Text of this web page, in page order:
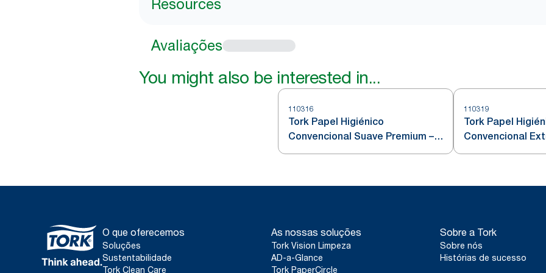
Resources
Avaliações
You might also be interested in...
110316
Tork Papel Higiénico
Convencional Suave Premium – 3
Folhas
110319
Tork Papel
Convencional
“Aquatube” - 3
O que oferecemos
Soluções
Sustentabilidade
Tork Clean Care
As nossas soluções
Tork Vision Limpeza
AD-a-Glance
Tork PaperCircle
Sobre a Tork
Sobre nós
Histórias de sucesso